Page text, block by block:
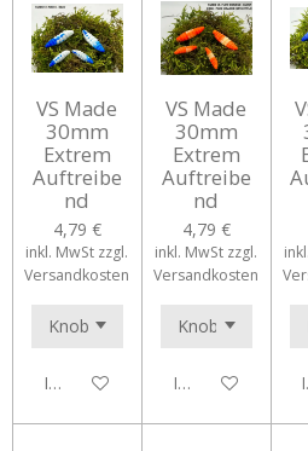
VS Made
30mm
Extrem
Auftreibe
nd
4,79 €
inkl. MwSt zzgl.
Versandkosten
In den Warenkorb
VS Made
30mm
Extrem
Auftreibe
nd
4,79 €
inkl. MwSt zzgl.
Versandkosten
In den Warenkorb